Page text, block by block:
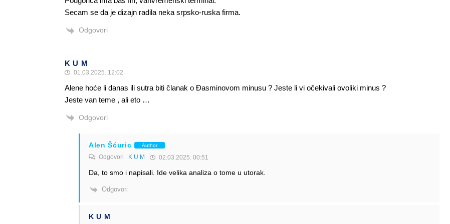
Secam se da je dizajn radila neka srpsko-ruska firma.
Odgovori
K U M
01.03.2025. 12:02
Alene hoće li danas ili sutra biti članak o Đasminovom minusu ? Jeste li vi očekivali ovoliki minus ?
Jeste van teme , ali eto …
Odgovori
Alen Šćuric Author
Odgovori K U M 02.03.2025. 00:51
Da, to smo i napisali. Ide velika analiza o tome u utorak.
Odgovori
K U M